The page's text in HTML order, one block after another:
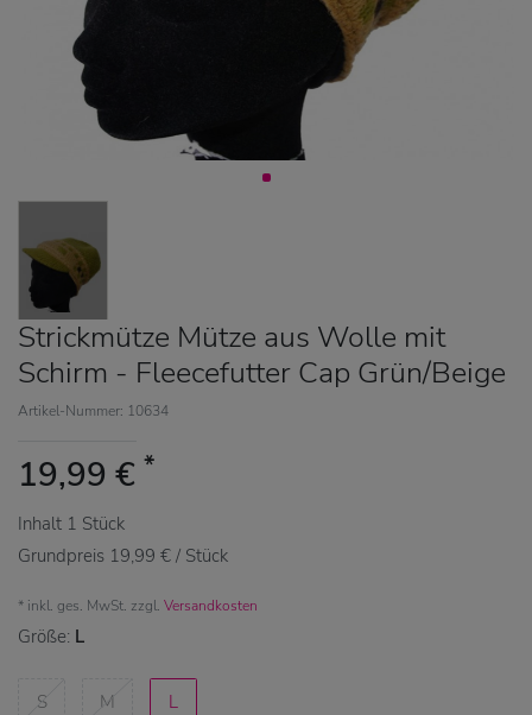
Strickmütze Mütze aus Wolle mit
Schirm - Fleecefutter Cap Grün/Beige
Artikel-Nummer: 10634
19,99 € *
Inhalt 1 Stück
Grundpreis 19,99 € / Stück
* inkl. ges. MwSt. zzgl. Versandkosten
Größe: L
S M L